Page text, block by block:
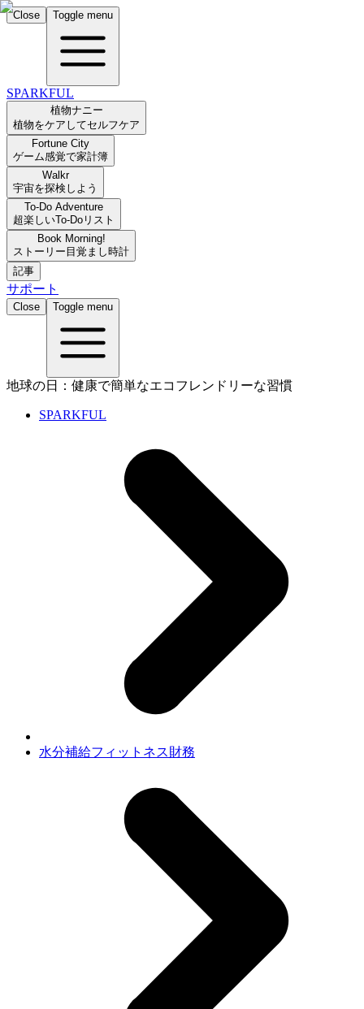
Close Toggle menu
SPARKFUL
植物ナニー
植物をケアしてセルフケア
Fortune City
ゲーム感覚で家計簿
Walkr
宇宙を探検しよう
To-Do Adventure
超楽しいTo-Doリスト
Book Morning!
ストーリー目覚まし時計
記事
サポート
Close Toggle menu
地球の日：健康で簡単なエコフレンドリーな習慣
SPARKFUL
水分補給フィットネス財務